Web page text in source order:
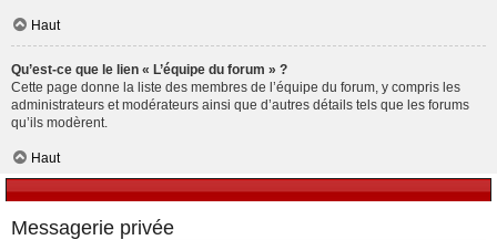
Haut
Qu’est-ce que le lien « L’équipe du forum » ?
Cette page donne la liste des membres de l’équipe du forum, y compris les
administrateurs et modérateurs ainsi que d’autres détails tels que les forums
qu’ils modèrent.
Haut
Messagerie privée